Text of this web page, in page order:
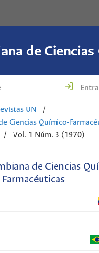
UN
/
Ciencias Químico-
/ Vol. 1 Núm. 3 (1970)
de Ciencias
Farmacéuticas